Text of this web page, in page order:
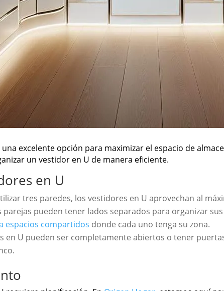
excelente opción para maximizar el espacio de
un vestidor en U de manera eficiente.
en U
tres paredes, los vestidores en U aprovechan al
parejas pueden tener lados separados para organizar
espacios compartidos donde cada uno tenga su zona.
en U pueden ser completamente abiertos o tener